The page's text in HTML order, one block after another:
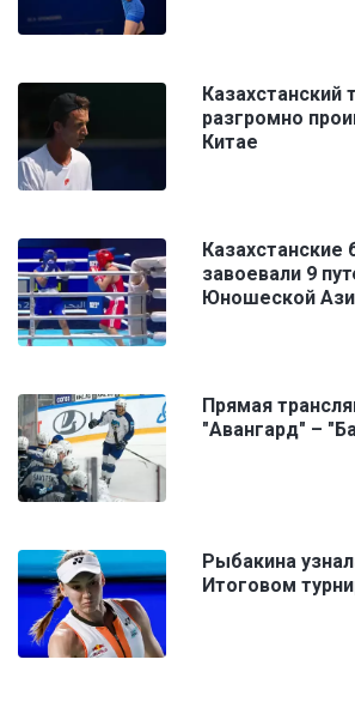
Казахстанский
разгромно
Китае
Казахстанские
завоевали 9
Юношеской
Прямая
"Авангард" –
Рыбакина
Итоговом